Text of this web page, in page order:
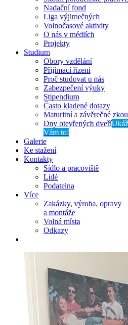
Nadační fond
Liga výjimečných
Volnočasové aktivity
O nás v médiích
Projekty
Studium
Obory vzdělání
Přijímací řízení
Proč studovat u nás
Zabezpečení výuky
Stipendium
Často kladené dotazy
Maturitní a závěrečné
Dny otevřených dveří
Vám to!
Galerie
Ke stažení
Kontakty
Sídlo a pracoviště
Lidé
Podatelna
Více
Zakázky, výroba, opravy
a montáže
Volná místa
Odkazy